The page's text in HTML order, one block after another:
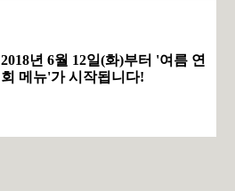
2018년 6월 12일(화)부터 '여름 연
회 메뉴'가 시작됩니다!